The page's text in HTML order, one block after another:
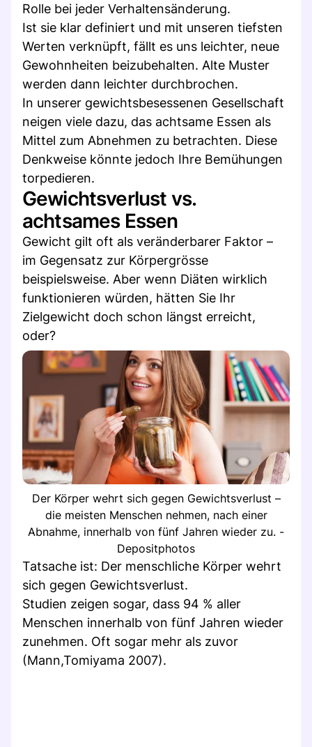
Rolle bei jeder Verhaltensänderung.
Ist sie klar definiert und mit unseren tiefsten
Werten verknüpft, fällt es uns leichter, neue
Gewohnheiten beizubehalten. Alte Muster
werden dann leichter durchbrochen.
In unserer gewichtsbesessenen Gesellschaft
neigen viele dazu, das achtsame Essen als
Mittel zum Abnehmen zu betrachten. Diese
Denkweise könnte jedoch Ihre Bemühungen
torpedieren.
Gewichtsverlust vs.
achtsames Essen
Gewicht gilt oft als veränderbarer Faktor –
im Gegensatz zur Körpergrösse
beispielsweise. Aber wenn Diäten wirklich
funktionieren würden, hätten Sie Ihr
Zielgewicht doch schon längst erreicht,
oder?
Der Körper wehrt sich gegen Gewichtsverlust –
die meisten Menschen nehmen, nach einer
Abnahme, innerhalb von fünf Jahren wieder zu. -
Depositphotos
Tatsache ist: Der menschliche Körper wehrt
sich gegen Gewichtsverlust.
Studien zeigen sogar, dass 94 % aller
Menschen innerhalb von fünf Jahren wieder
zunehmen. Oft sogar mehr als zuvor
(Mann,Tomiyama 2007).